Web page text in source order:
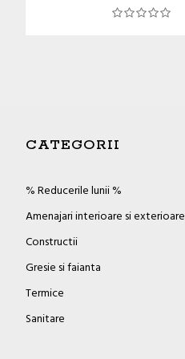
CATEGORII
% Reducerile lunii %
Amenajari interioare si exterioare
Constructii
Gresie si faianta
Termice
Sanitare